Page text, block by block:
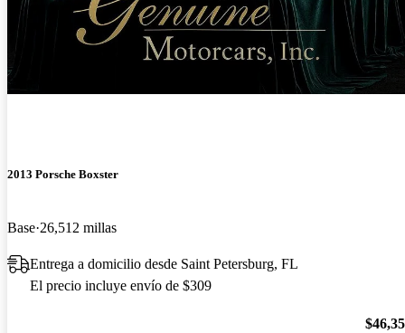
¡Nuevo!
2013 Porsche Boxster
Base 26,512 millas
Entrega a domicilio desde Saint Petersburg, FL
El precio incluye envío de $309